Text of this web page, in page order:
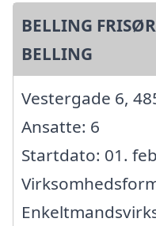
BELLING
BELLING
Vestergade 6,
Ansatte: 6
Startdato: 01.